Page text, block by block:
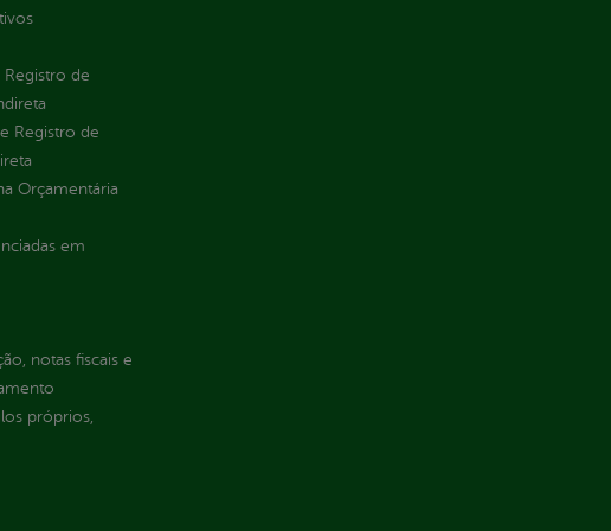
Registro de
Registro de
Orçamentária
em
notas fiscais e
próprios,